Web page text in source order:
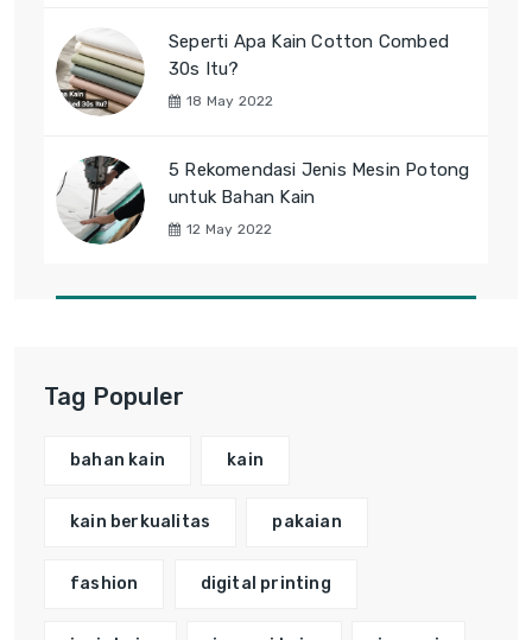
Seperti Apa Kain Cotton Combed
30s Itu?
18 May 2022
5 Rekomendasi Jenis Mesin Potong
untuk Bahan Kain
12 May 2022
Tag Populer
bahan kain kain
kain berkualitas pakaian
fashion digital printing